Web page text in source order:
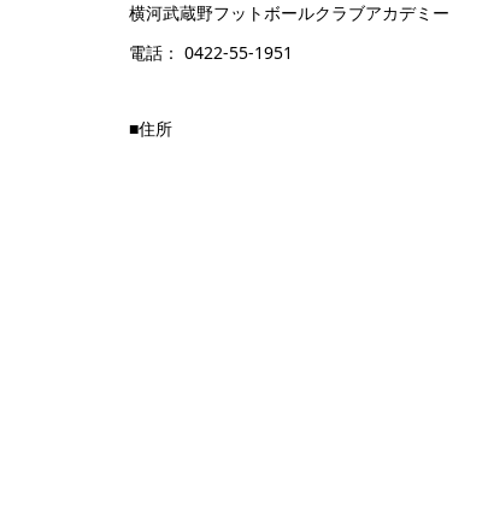
横河武蔵野フットボールクラブアカデミー
電話： 0422-55-1951
■住所